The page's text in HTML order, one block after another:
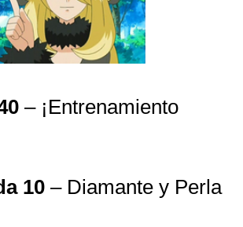
– ¡Entrenamiento
10– Diamante y Perla